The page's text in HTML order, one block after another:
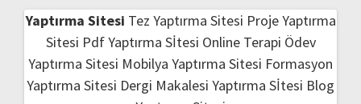
Yaptırma Sitesi Tez Yaptırma Sitesi Proje Yaptırma
Sitesi Pdf Yaptırma Sİtesi Online Terapi Ödev
Yaptırma Sitesi Mobilya Yaptırma Sitesi Formasyon
Yaptırma Sitesi Dergi Makalesi Yaptırma Sİtesi Blog